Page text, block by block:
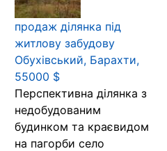
продаж ділянка під
житлову забудову
Обухівський, Барахти,
55000 $
Перспективна ділянка з
недобудованим
будинком та краєвидом
на пагорби село